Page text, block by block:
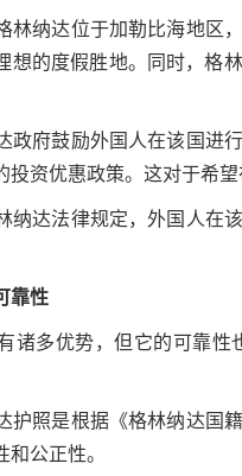
林纳达位于加勒比海地区
想的度假胜地。同时，格
政府鼓励外国人在该国进
资优惠政策。这对于希
纳达法律规定，外国人在
靠性
诸多优势，但它的可靠
护照是根据《格林纳达国
公正性。